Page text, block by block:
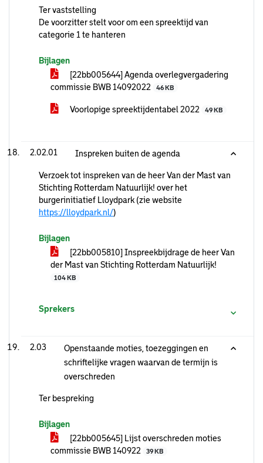
Ter vaststelling
De voorzitter stelt voor om een spreektijd van
categorie 1 te hanteren
Bijlagen
[22bb005644] Agenda overlegvergadering
commissie BWB 14092022
46 KB
Voorlopige spreektijdentabel 2022 49 KB
2.02.01 Inspreken buiten de agenda
Verzoek tot inspreken van de heer Van der Mast van
Stichting Rotterdam Natuurlijk! over het
burgerinitiatief Lloydpark (zie website
https://lloydpark.nl/)
Bijlagen
[22bb005810] Inspreekbijdrage de heer Van
der Mast van Stichting Rotterdam Natuurlijk!
104 KB
Sprekers
2.03
Openstaande moties, toezeggingen en
schriftelijke vragen waarvan de termijn is
overschreden
Ter bespreking
Bijlagen
[22bb005645] Lijst overschreden moties
commissie BWB 140922
39 KB